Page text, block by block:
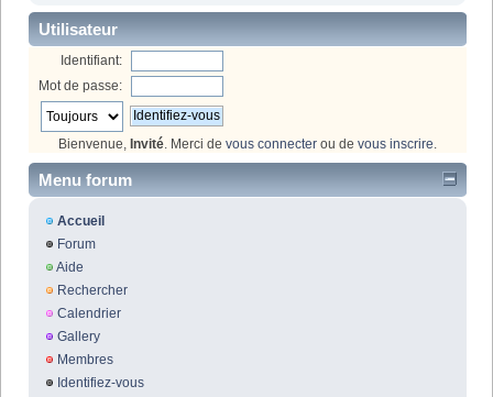
Utilisateur
Identifiant:
Mot de passe:
Bienvenue, Invité. Merci de vous connecter ou de vous inscrire.
Menu forum
Accueil
Forum
Aide
Rechercher
Calendrier
Gallery
Membres
Identifiez-vous